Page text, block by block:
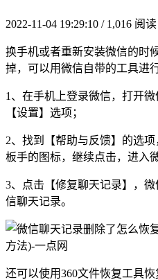
2022-11-04 19:29:10 /1,016 阅读
换手机或者重新安装微信的时
掉，可以用微信自带的工具进
1、在手机上登录微信，打开
【设置】选项；
2、找到【帮助与反馈】的选
板手的图标，继续点击，进入
3、点击【修复聊天记录】，
信聊天记录。
还可以使用360文件恢复工具恢